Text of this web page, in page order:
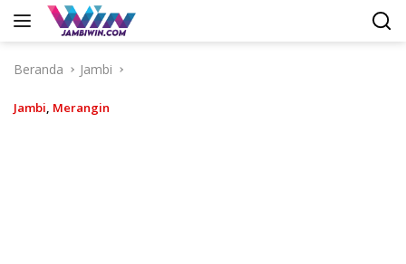
Langsung
Beranda
Jambi
Jambi, Merangin